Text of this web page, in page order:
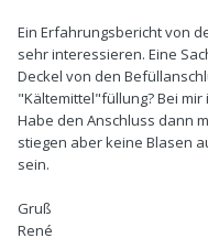
Ein Erfahrungsbericht von
sehr interessieren. Eine
Deckel von den
"Kältemittel"füllung? Bei
Habe den Anschluss dann
stiegen aber keine Blasen
sein.
Gruß
René